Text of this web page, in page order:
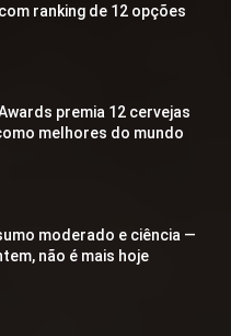
ranking de 12 opções
premia 12 cervejas
melhores do mundo
moderado e ciência —
não é mais hoje